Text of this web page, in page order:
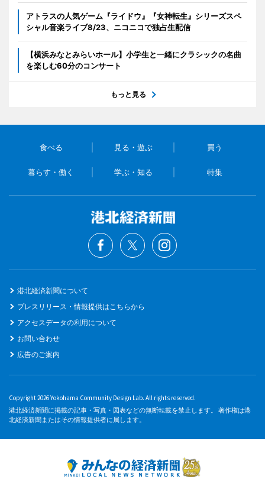
アトラスの人気ゲーム『ライドウ』『女神転生』シリーズスペ
シャル音楽ライブ8/23、ニコニコで独占生配信
【横浜みなとみらいホール】小学生と一緒にクラシックの名曲
を楽しむ60分のコンサート
もっと見る
食べる 見る・遊ぶ 買う
暮らす・働く 学ぶ・知る 特集
港北経済新聞について
プレスリリース・情報提供はこちらから
アクセスデータの利用について
お問い合わせ
広告のご案内
Copyright 2026 Yokohama Community Design Lab. All rights reserved.
港北経済新聞に掲載の記事・写真・図表などの無断転載を禁止します。 著作権は港
北経済新聞またはその情報提供者に属します。